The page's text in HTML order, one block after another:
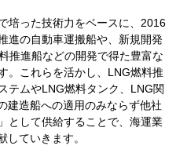
培った技術力をベースに、 2016
進の自動車運搬船や、新規開発
推進船などの開発で得た豊富な
。これらを活かし、 LNG燃料推
テムやLNG燃料タンク、 LNG関
建造船への適用のみならず他社
として供給することで、海運業
ていきます。